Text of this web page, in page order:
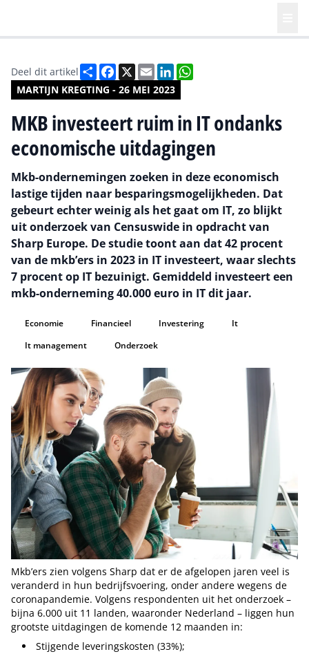
MARTIJN KREGTING - 26 MEI 2023
Deel dit artikel DeelFacebook
X EmailLinkedIn
MKB investeert ruim in IT ondanks
economische uitdagingen
Mkb-ondernemingen zoeken in deze economisch
lastige tijden naar besparingsmogelijkheden. Dat
gebeurt echter weinig als het gaat om IT, zo blijkt
uit onderzoek van Censuswide in opdracht van
Sharp Europe. De studie toont aan dat 42 procent
van de mkb’ers in 2023 in IT investeert, waar slechts
7 procent op IT bezuinigt. Gemiddeld investeert een
mkb-onderneming 40.000 euro in IT dit jaar.
Economie Financieel Investering
It
It management
Onderzoek
Mkb’ers zien volgens Sharp dat er de afgelopen jaren veel is
veranderd in hun bedrijfsvoering, onder andere wegens de
coronapandemie. Volgens respondenten uit het onderzoek –
bijna 6.000 uit 11 landen, waaronder Nederland – liggen hun
grootste uitdagingen de komende 12 maanden in:
Stijgende leveringskosten (33%);